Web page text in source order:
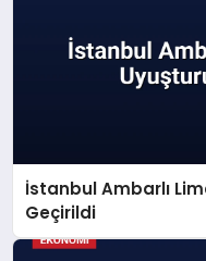
İstanbul Ambarlı
Geçirildi